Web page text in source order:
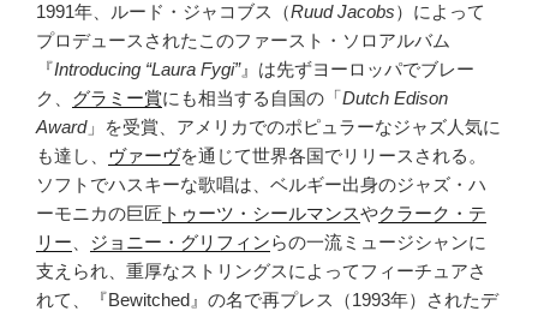
1991年、ルード・ジャコブス（Ruud Jacobs）によって
プロデュースされたこのファースト・ソロアルバム
『Introducing “Laura Fygi”』は先ずヨーロッパでブレー
ク、 グラミー賞にも相当する自国の「Dutch Edison
Award」を受賞、アメリカでのポピュラーなジャズ人気に
も達し、 ヴァーヴを通じて世界各国でリリースされる。
ソフトでハスキーな歌唱は、ベルギー出身のジャズ・ハ
ーモニカの巨匠 トゥーツ・シールマンスやクラーク・テ
リー
ジョニー・グリフィンらの一流ミュージシャンに
支えられ、重厚なストリングスによってフィーチュアさ
れて、『Bewitched』の名で再プレス（1993年）されたデ